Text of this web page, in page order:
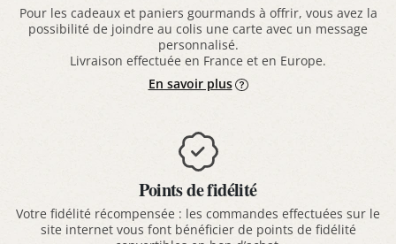
Pour les cadeaux et paniers gourmands à offrir, vous avez la
possibilité de joindre au colis une carte avec un message
personnalisé.
Livraison effectuée en France et en Europe.
En savoir plus
Points de fidélité
Votre fidélité récompensée : les commandes effectuées sur le
site internet vous font bénéficier de points de fidélité